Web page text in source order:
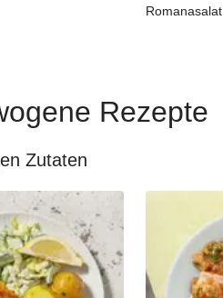
Romanasalat
Rezepte
Zutaten